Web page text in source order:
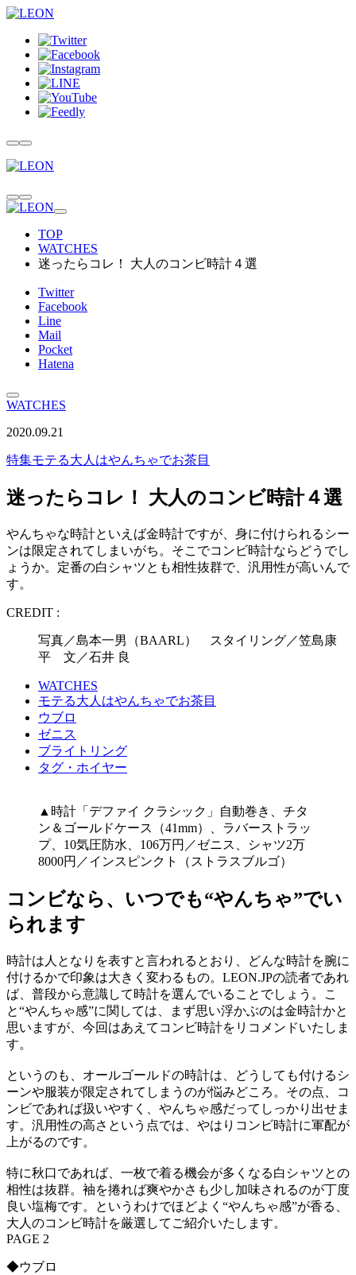
TOP
WATCHES
迷ったらコレ！ 大人のコンビ時計４選
Twitter
Facebook
Line
Mail
Pocket
Hatena
WATCHES
2020.09.21
特集モテる大人はやんちゃでお茶目
迷ったらコレ！ 大人のコンビ時計４選
やんちゃな時計といえば金時計ですが、身に付けられるシー
ンは限定されてしまいがち。そこでコンビ時計ならどうでし
ょうか。定番の白シャツとも相性抜群で、汎用性が高いんで
す。
CREDIT :
写真／島本一男（BAARL） スタイリング／笠島康
平 文／石井 良
WATCHES
モテる大人はやんちゃでお茶目
ウブロ
ゼニス
ブライトリング
タグ・ホイヤー
▲時計「デファイ クラシック」自動巻き、チタ
ン＆ゴールドケース（41mm）、ラバーストラッ
プ、10気圧防水、106万円／ゼニス、シャツ2万
8000円／インスピンクト（ストラスブルゴ）
コンビなら、いつでも“やんちゃ”でい
られます
時計は人となりを表すと言われるとおり、どんな時計を腕に
付けるかで印象は大きく変わるもの。LEON.JPの読者であれ
ば、普段から意識して時計を選んでいることでしょう。こ
と“やんちゃ感”に関しては、まず思い浮かぶのは金時計かと
思いますが、今回はあえてコンビ時計をリコメンドいたしま
す。
というのも、オールゴールドの時計は、どうしても付けるシ
ーンや服装が限定されてしまうのが悩みどころ。その点、コ
ンビであれば扱いやすく、やんちゃ感だってしっかり出せま
す。汎用性の高さという点では、やはりコンビ時計に軍配が
上がるのです。
特に秋口であれば、一枚で着る機会が多くなる白シャツとの
相性は抜群。袖を捲れば爽やかさも少し加味されるのが丁度
良い塩梅です。というわけでほどよく“やんちゃ感”が香る、
大人のコンビ時計を厳選してご紹介いたします。
PAGE 2
◆ウブロ